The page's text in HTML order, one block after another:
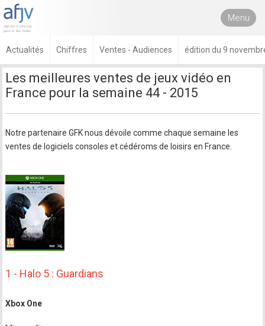
Menu
Actualités Chiffres Ventes - Audiences édition du 9
Les meilleures ventes de jeux vidéo en
France pour la semaine 44 - 2015
Notre partenaire GFK nous dévoile comme chaque semaine les
ventes de logiciels consoles et cédéroms de loisirs en France.
1 - Halo 5 : Guardians
Xbox One